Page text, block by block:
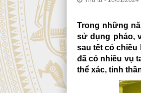
Trong những
sử dụng pháo,
sau tết có
đã có nhiều vụ
thể xác, tinh